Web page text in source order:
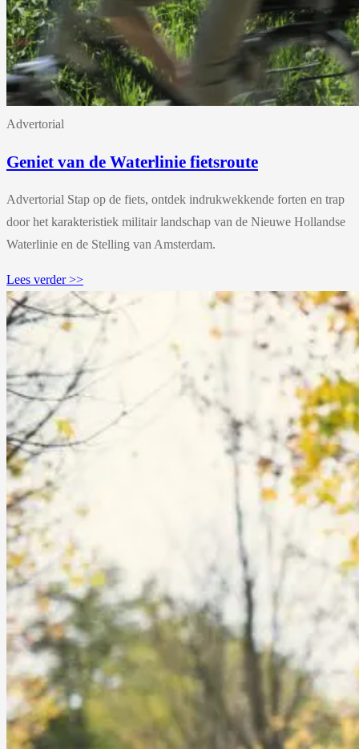
Advertorial
Geniet van de Waterlinie fietsroute
Advertorial Stap op de fiets, ontdek indrukwekkende forten en trap
door het karakteristiek militair landschap van de Nieuwe Hollandse
Waterlinie en de Stelling van Amsterdam.
Lees verder >>